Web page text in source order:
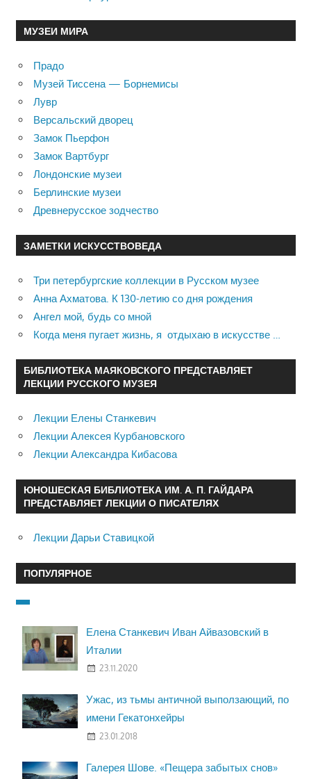
МУЗЕИ МИРА
Прадо
Музей Тиссена — Борнемисы
Лувр
Версальский дворец
Замок Пьерфон
Замок Вартбург
Лондонские музеи
Берлинские музеи
Древнерусское зодчество
ЗАМЕТКИ ИСКУССТВОВЕДА
Три петербургские коллекции в Русском музее
Анна Ахматова. К 130-летию со дня рождения
Ангел мой, будь со мной
Когда меня пугает жизнь, я отдыхаю в искусстве …
БИБЛИОТЕКА МАЯКОВСКОГО ПРЕДСТАВЛЯЕТ
ЛЕКЦИИ РУССКОГО МУЗЕЯ
Лекции Елены Станкевич
Лекции Алексея Курбановского
Лекции Александра Кибасова
ЮНОШЕСКАЯ БИБЛИОТЕКА ИМ. А. П. ГАЙДАРА
ПРЕДСТАВЛЯЕТ ЛЕКЦИИ О ПИСАТЕЛЯХ
Лекции Дарьи Ставицкой
ПОПУЛЯРНОЕ
Елена Станкевич Иван Айвазовский в
Италии
23.11.2020
Ужас, из тьмы античной выползающий, по
имени Гекатонхейры
23.01.2018
Галерея Шове. «Пещера забытых снов»